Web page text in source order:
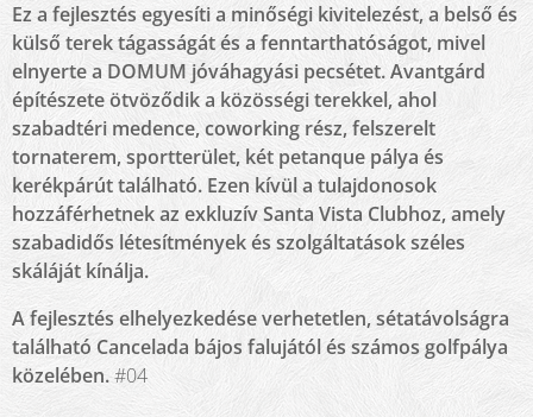
Ez a fejlesztés egyesíti a minőségi kivitelezést, a belső és
külső terek tágasságát és a fenntarthatóságot, mivel
elnyerte a DOMUM jóváhagyási pecsétet. Avantgárd
építészete ötvöződik a közösségi terekkel, ahol
szabadtéri medence, coworking rész, felszerelt
tornaterem, sportterület, két petanque pálya és
kerékpárút található. Ezen kívül a tulajdonosok
hozzáférhetnek az exkluzív Santa Vista Clubhoz, amely
szabadidős létesítmények és szolgáltatások széles
skáláját kínálja.
A fejlesztés elhelyezkedése verhetetlen, sétatávolságra
található Cancelada bájos falujától és számos golfpálya
közelében.#04